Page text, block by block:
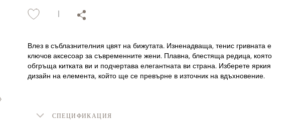
Влез в съблазнителния цвят на бижутата. Изненадваща, тенис гривната е
ключов аксесоар за съвременните жени. Плавна, блестяща редица, която
обгръща китката ви и подчертава елегантната ви страна. Изберете яркия
дизайн на елемента, който ще се превърне в източник на вдъхновение.
СПЕЦИФИКАЦИЯ